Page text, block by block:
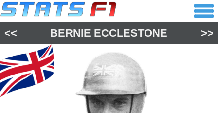
<< BERNIE ECCLESTONE >>